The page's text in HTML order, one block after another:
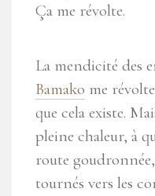
Ça me révolte.
La mendicité des
Bamako me
que cela existe.
pleine chaleur, à
route
tournés vers les